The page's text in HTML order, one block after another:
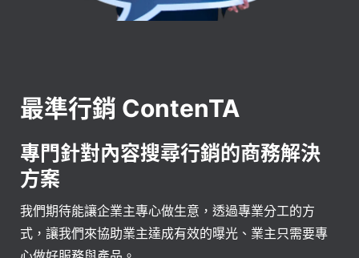
最準行銷 ContenTA
專門針對內容搜尋行銷的商務解決
方案
我們期待能讓企業主專心做生意，透過專業分工的方
式，讓我們來協助業主達成有效的曝光、業主只需要專